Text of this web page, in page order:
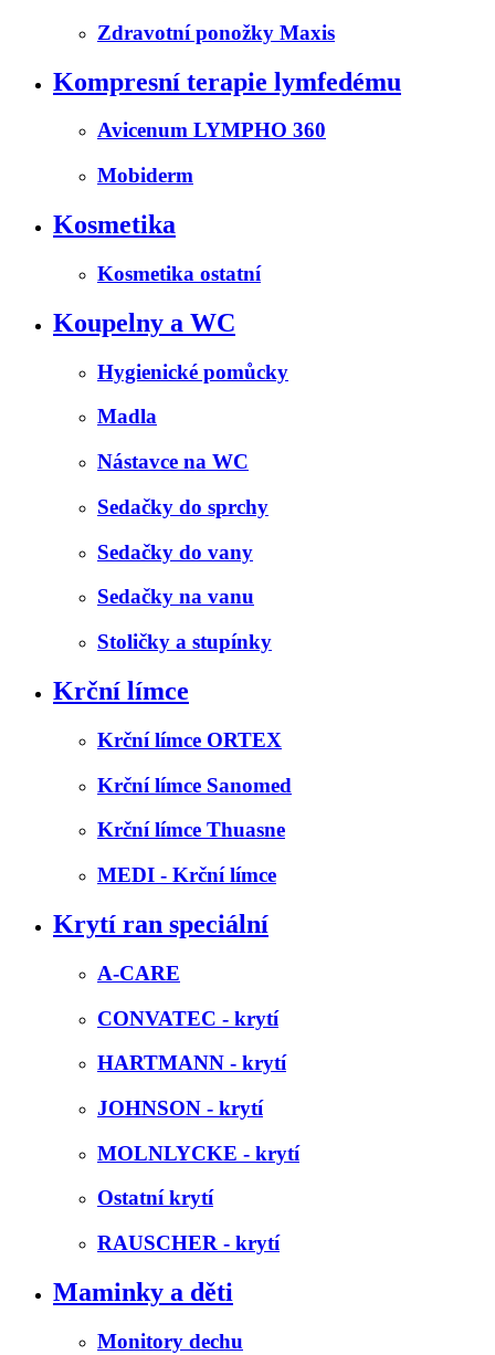
Zdravotní ponožky Maxis
Kompresní terapie lymfedému
Avicenum LYMPHO 360
Mobiderm
Kosmetika
Kosmetika ostatní
Koupelny a WC
Hygienické pomůcky
Madla
Nástavce na WC
Sedačky do sprchy
Sedačky do vany
Sedačky na vanu
Stoličky a stupínky
Krční límce
Krční límce ORTEX
Krční límce Sanomed
Krční límce Thuasne
MEDI - Krční límce
Krytí ran speciální
A-CARE
CONVATEC - krytí
HARTMANN - krytí
JOHNSON - krytí
MOLNLYCKE - krytí
Ostatní krytí
RAUSCHER - krytí
Maminky a děti
Monitory dechu